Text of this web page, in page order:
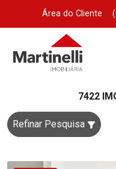
Área do Cliente
7422
Refinar Pesquisa